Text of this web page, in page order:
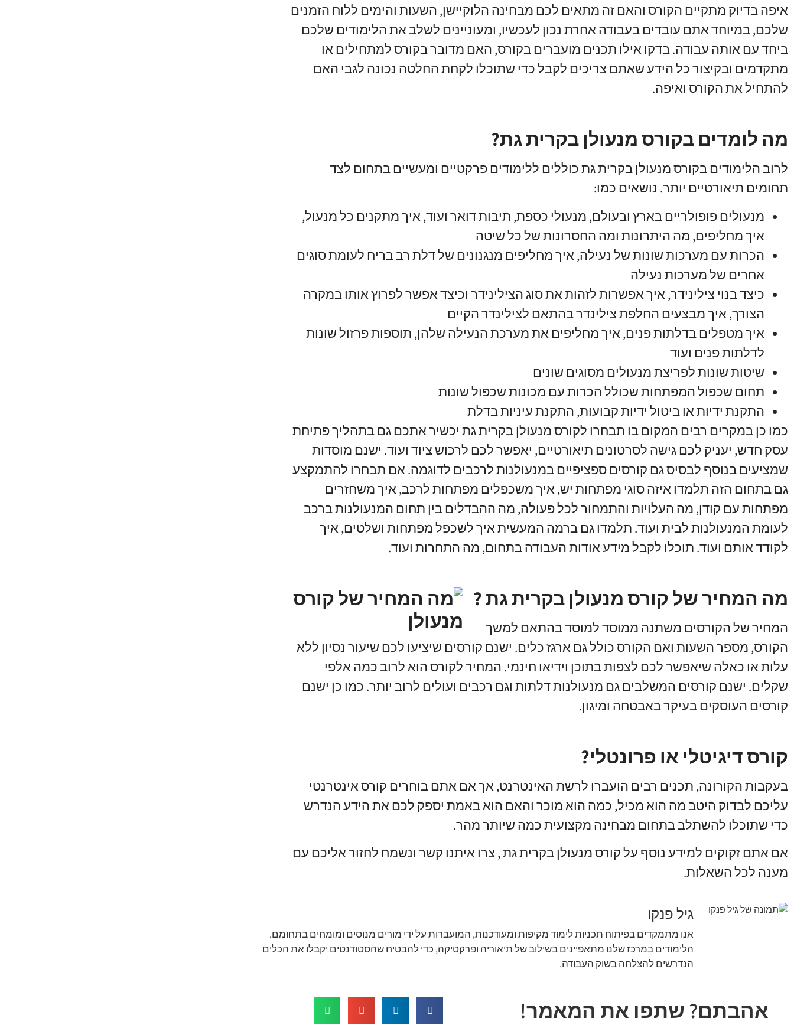
איפה בדיוק מתקיים הקורס והאם זה מתאים לכם מבחינה הלוקיישן, השעות והימים ללוח הזמנים
שלכם,במיוחד אתם עובדים בעבודה אחרת נכון לעכשיו, ומעוניינים לשלב את הלימודים שלכם
ביחד עם אותה עבודה.בדקו אילו תכנים מועברים בקורס, האם מדובר בקורס למתחילים או
מתקדמים ובקיצור כל הידע שאתם צריכים לקבל כדי שתוכלו לקחת החלטה נכונה לגבי האם
להתחיל את הקורס ואיפה.
מה לומדים בקורס מנעולן בקרית גת?
לרוב הלימודים בקורס מנעולן בקרית גת כוללים ללימודים פרקטיים ומעשיים בתחום לצד
תחומים תיאורטיים יותר. נושאים כמו:
מנעולים פופולריים בארץ ובעולם, מנעולי כספת, תיבות דואר ועוד,איך מתקנים כל מנעול,
איך מחליפים, מה היתרונות ומה החסרונות של כל שיטה
הכרות עם מערכות שונות של נעילה,איך מחליפים מנגנונים של דלת רב בריח לעומת סוגים
אחרים של מערכות נעילה
כיצד בנוי צילינידר,איך אפשרות לזהות את סוג הצילינידר וכיצד אפשר לפרוץ אותו במקרה
הצורך,איך מבצעים החלפת צילינדר בהתאם לצילינדר הקיים
איך מטפלים בדלתות פנים,איך מחליפים את מערכת הנעילה שלהן, תוספות פרזול שונות
לדלתות פנים ועוד
שיטות שונות לפריצת מנעולים מסוגים שונים
תחום שכפול המפתחות שכולל הכרות עם מכונות שכפול שונות
התקנת ידיות או ביטול ידיות קבועות, התקנת עיניות בדלת
כמו כן במקרים רבים המקום בו תבחרו לקורס מנעולן בקרית גת יכשיר אתכם גם בתהליך פתיחת
עסק חדש, יעניק לכם גישה לסרטונים תיאורטיים, יאפשר לכם לרכוש ציוד ועוד. ישנם מוסדות
שמציעים בנוסף לבסיס גם קורסים ספציפיים במנעולנות לרכבים לדוגמה.אם תבחרו להתמקצע
גם בתחום הזה תלמדו איזה סוגי מפתחות יש,איך משכפלים מפתחות לרכב,איך משחזרים
מפתחות עם קודן, מה העלויות והתמחור לכל פעולה, מה ההבדלים בין תחום המנעולנות ברכב
לעומת המנעולנות לבית ועוד. תלמדו גם ברמה המעשית איך לשכפל מפתחות ושלטים,איך
לקודד אותם ועוד. תוכלו לקבל מידע אודות העבודה בתחום, מה התחרות ועוד.
מה המחיר של קורס מנעולן בקרית גת ?
המחיר של הקורסים משתנה ממוסד למוסד בהתאם למשך
הקורס, מספר השעות ואם הקורס כולל גם ארגז כלים. ישנם קורסים שיציעו לכם שיעור נסיון ללא
עלות או כאלה שיאפשר לכם לצפות בתוכן וידיאו חינמי. המחיר לקורס הוא לרוב כמה אלפי
שקלים. ישנם קורסים המשלבים גם מנעולנות דלתות וגם רכבים ועולים לרוב יותר. כמו כן ישנם
קורסים העוסקים בעיקר באבטחה ומיגון.
קורס דיגיטלי או פרונטלי?
בעקבות הקורונה, תכנים רבים הועברו לרשת האינטרנט,אך אם אתם בוחרים קורס אינטרנטי
עליכם לבדוק היטב מה הוא מכיל, כמה הוא מוכר והאם הוא באמת יספק לכם את הידע הנדרש
כדי שתוכלו להשתלב בתחום מבחינה מקצועית כמה שיותר מהר.
אם אתם זקוקים למידע נוסף על קורס מנעולן בקרית גת, צרו איתנו קשר ונשמח לחזור אליכם עם
מענה לכל השאלות.
גיל פנקו
אנו מתמקדים בפיתוח תכניות לימוד מקיפות ומעודכנות, המועברות על ידי מורים מנוסים ומומחים בתחומם.
הלימודים במרכז שלנו מתאפיינים בשילוב של תיאוריה ופרקטיקה, כדי להבטיח שהסטודנטים יקבלו את הכלים
הנדרשים להצלחה בשוק העבודה.
אהבתם? שתפו את המאמר!